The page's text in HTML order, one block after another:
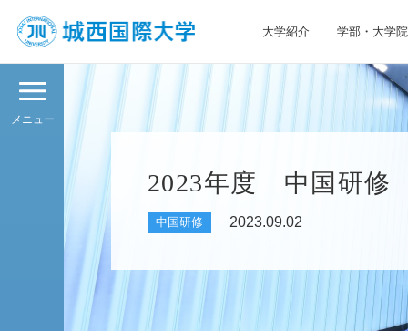
大学紹介 学部・大学
メニュー
2023年度 中国研
中国研修 2023.09.02